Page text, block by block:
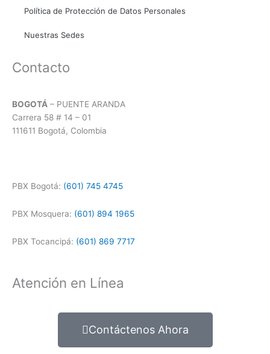
Política de Protección de Datos Personales
Nuestras Sedes
Contacto
BOGOTÁ – PUENTE ARANDA
Carrera 58 # 14 – 01
111611 Bogotá, Colombia
PBX Bogotá: (601) 745 4745
PBX Mosquera: (601) 894 1965
PBX Tocancipá: (601) 869 7717
Atención en Línea
Contáctenos Ahora